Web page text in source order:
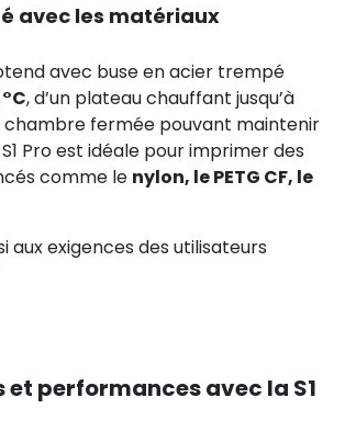
avec les matériaux
avec buse en acier trempé
, d’un plateau chauffant jusqu’à
chambre fermée pouvant maintenir
S1 Pro est idéale pour imprimer des
comme le nylon, le PETG CF, le
aux exigences des utilisateurs
performances avec la S1